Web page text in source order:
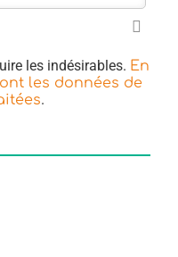
les indésirables. En
les données de
.